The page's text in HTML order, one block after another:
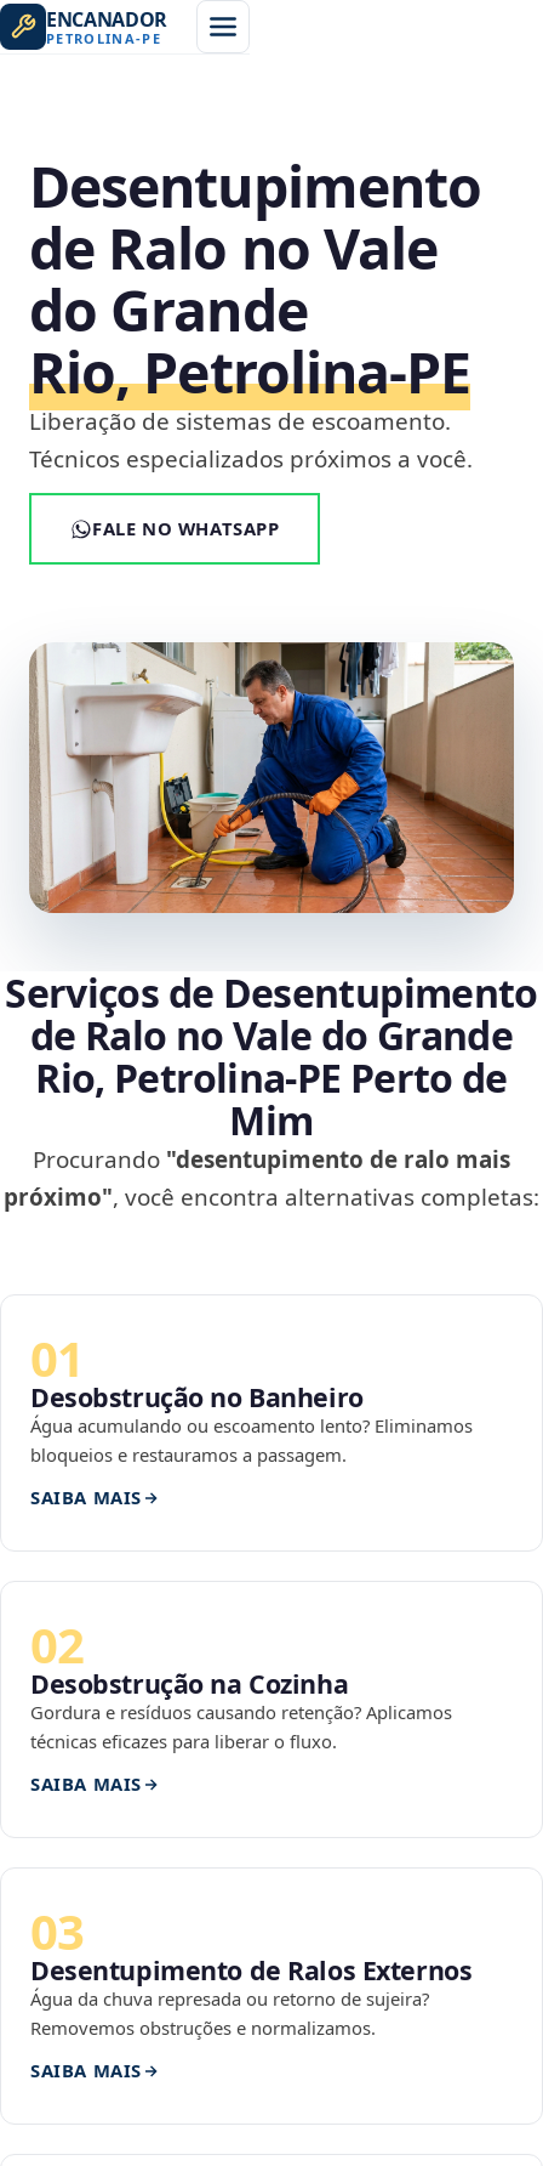
ENCANADOR
PETROLINA-PE
Desentupimento
de Ralo no Vale
do Grande
Rio, Petrolina‑PE
Liberação de sistemas de escoamento.
Técnicos especializados próximos a você.
FALE NO WHATSAPP
Serviços de Desentupimento
de Ralo no Vale do Grande
Rio, Petrolina‑PE Perto de
Mim
Procurando "desentupimento de ralo mais
próximo", você encontra alternativas completas:
01
Desobstrução no Banheiro
Água acumulando ou escoamento lento? Eliminamos
bloqueios e restauramos a passagem.
SAIBA MAIS
02
Desobstrução na Cozinha
Gordura e resíduos causando retenção? Aplicamos
técnicas eficazes para liberar o fluxo.
SAIBA MAIS
03
Desentupimento de Ralos Externos
Água da chuva represada ou retorno de sujeira?
Removemos obstruções e normalizamos.
SAIBA MAIS